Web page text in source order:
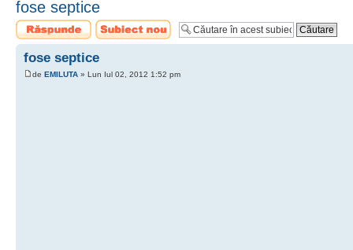
fose septice
Scrie un răspuns
Scrie un subiect
nou
fose septice
de EMILUTA » Lun Iul 02, 2012 1:52 pm